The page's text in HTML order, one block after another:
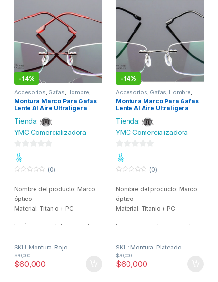
-14%
Accesorios, Gafas, Hombre,
Moda
Montura Marco Para Gafas
Lente Al Aire Ultraligera
Tienda:
YMC Comercializadora
0
d
5
u
o
f
5
(0)
Nombre del producto: Marco
óptico
Material: Titanio + PC
Envío a cargo del comprador.
SKU: Montura-Rojo
$60,000
$70,000
-14%
Accesorios, Gafas, Hombre,
Moda
Montura Marco Para Gafas
Lente Al Aire Ultraligera
Tienda:
YMC Comercializadora
0
d
5
u
o
f
5
(0)
Nombre del producto: Marco
óptico
Material: Titanio + PC
Envío a cargo del comprador.
SKU: Montura-Plateado
$60,000
$70,000